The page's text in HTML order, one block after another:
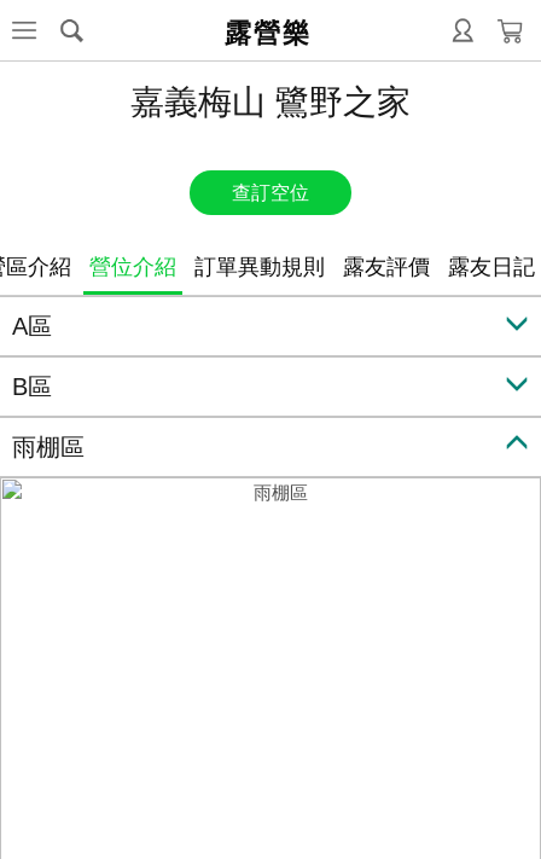
露營樂
嘉義梅山 鷺野之家
查訂空位
區介紹 營位介紹 訂單異動規則 露友評價 露友日記
A區
B區
雨棚區